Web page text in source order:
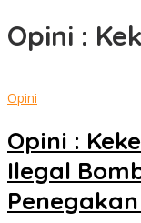
Opini :
Opini
Opini :
Ilegal